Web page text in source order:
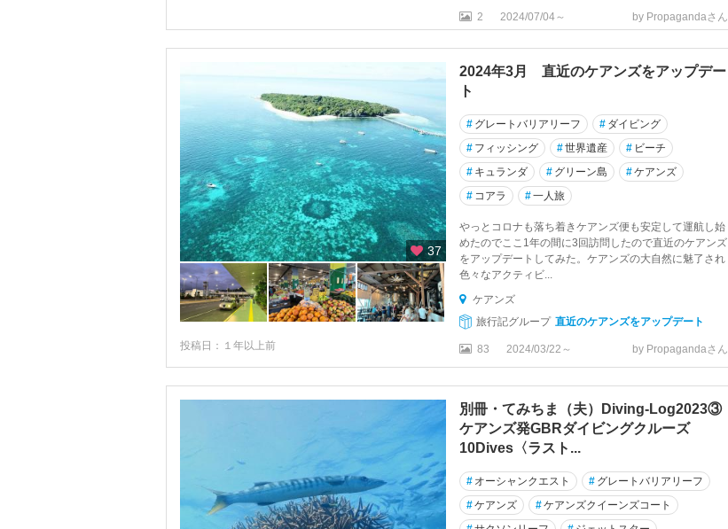
タウンズビル
デインツリー国立公園周辺
デボンポート
ニトミルク国立公園周辺
ニューキャッスル
ニューサウスウェールズ州
ノーザンテリトリー準州
ハービーベイ
バンダバーグ
2 2024/07/04～ by Propagandaさん
37
投稿日：１年以上前
2024年3月 直近のケアンズをアップデー
ト
# グレートバリアリーフ # ダイビング
# フィッシング #世界遺産 # ビーチ
# キュランダ # グリーン島 #ケアンズ
# コアラ #一人旅
やっとコロナも落ち着きケアンズ便も安定して運航し始
めたのでここ1年の間に3回訪問したので直近のケアンズ
をアップデートしてみた。ケアンズの大自然に魅了され
色々なアクティビ...
ケアンズ
旅行記グループ 直近のケアンズをアップデート
83 2024/03/22～ by Propagandaさん
別冊・てみちま（夫）Diving-Log2023③
ケアンズ発GBRダイビングクルーズ
10Dives〈ラスト...
# オーシャンクエスト # グレートバリアリーフ
#ケアンズ #ケアンズクイーンズコート